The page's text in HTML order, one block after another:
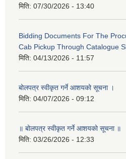
मिति: 07/30/2026 - 13:40
Bidding Documents For The
Cab Pickup Through Catalogue
मिति: 04/13/2026 - 11:57
बोलपत्र स्वीकृत गर्ने आशयको सूचना ।
मिति: 04/07/2026 - 09:12
॥ बोलपत्र स्वीकृत गर्ने आशयको सूचना ॥
मिति: 03/26/2026 - 12:33